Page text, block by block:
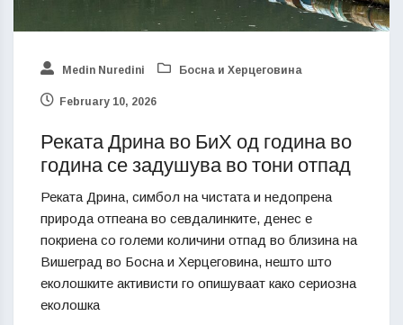
Medin Nuredini Босна и Херцеговина
February 10, 2026
Реката Дрина во БиХ од година во
година се задушува во тони отпад
Реката Дрина, симбол на чистата и недопрена
природа отпеана во севдалинките, денес е
покриена со големи количини отпад во близина на
Вишеград во Босна и Херцеговина, нешто што
еколошките активисти го опишуваат како сериозна
еколошка